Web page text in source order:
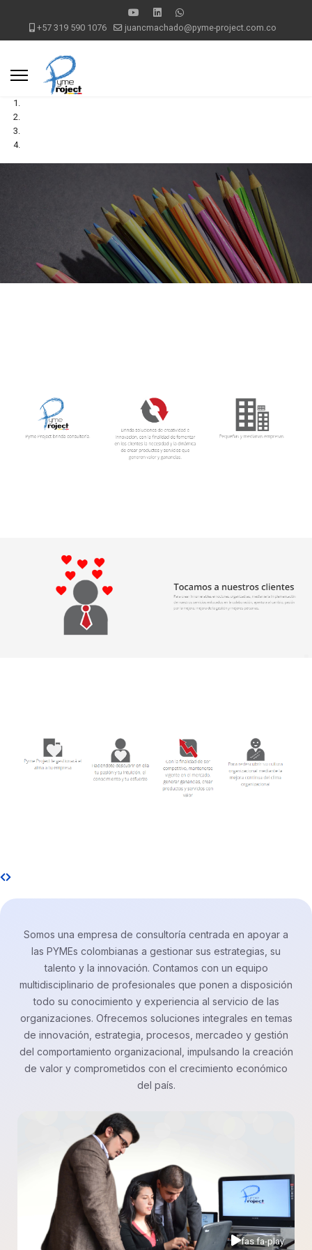
+57 319 590 1076 juancmachado@pyme-project.com.co
Somos una empresa de consultoría centrada en apoyar a
las PYMEs colombianas a gestionar sus estrategias, su
talento y la innovación. Contamos con un equipo
multidisciplinario de profesionales que ponen a disposición
todo su conocimiento y experiencia al servicio de las
organizaciones. Ofrecemos soluciones integrales en temas
de innovación, estrategia, procesos, mercadeo y gestión
del comportamiento organizacional, impulsando la creación
de valor y comprometidos con el crecimiento económico
del país.
fas fa-play